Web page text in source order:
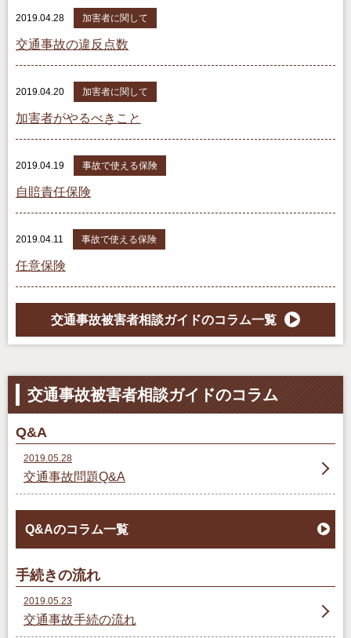
2019.04.28 加害者に関して
交通事故の違反点数
2019.04.20 加害者に関して
加害者がやるべきこと
2019.04.19 事故で使える保険
自賠責任保険
2019.04.11 事故で使える保険
任意保険
交通事故被害者相談ガイドのコラム一覧
交通事故被害者相談ガイドのコラム
Q&A
2019.05.28
交通事故問題Q&A
Q&Aのコラム一覧
手続きの流れ
2019.05.23
交通事故手続の流れ